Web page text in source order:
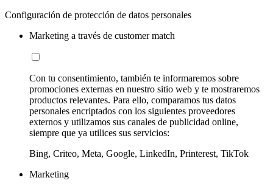
Configuración de protección de datos personales
Marketing a través de customer match
Con tu consentimiento, también te informaremos sobre
promociones externas en nuestro sitio web y te mostraremos
productos relevantes. Para ello, comparamos tus datos
personales encriptados con los siguientes proveedores
externos y utilizamos sus canales de publicidad online,
siempre que ya utilices sus servicios:
Bing, Criteo, Meta, Google, LinkedIn, Printerest, TikTok
Marketing